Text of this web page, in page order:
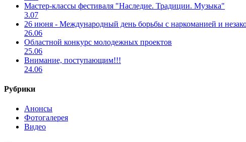
Мастер-классы фестиваля "Наследие. Традиции. Музыка"
3.07
26 июня - Международный день борьбы с наркоманией и
26.06
Областной конкурс молодежных проектов
25.06
Внимание, поступающим!!!
24.06
Рубрики
Анонсы
Фотогалерея
Видео